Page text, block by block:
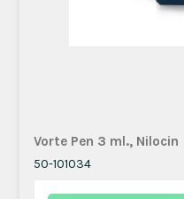
Vorte Pen 3 ml., Nilocin
50-101034